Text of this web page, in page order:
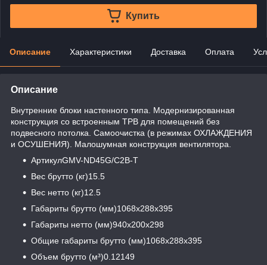
Купить
Описание Характеристики Доставка Оплата
Описание
Внутренние блоки настенного типа. Модернизированная
конструкция со встроенным ТРВ для помещений без
подвесного потолка. Самоочистка (в режимах ОХЛАЖДЕНИЯ
и ОСУШЕНИЯ). Малошумная конструкция вентилятора.
АртикулGMV-ND45G/C2B-T
Вес брутто (кг)15.5
Вес нетто (кг)12.5
Габариты брутто (мм)1068x288x395
Габариты нетто (мм)940x200x298
Общие габариты брутто (мм)1068x288x395
Объем брутто (м³)0.12149